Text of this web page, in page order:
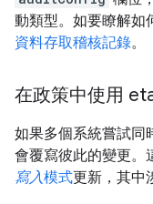
動類型。如要瞭解如
資料存取稽核記錄。
在政策中使用
如果多個系統嘗試同
會覆寫彼此的變更。
寫入模式更新，其中